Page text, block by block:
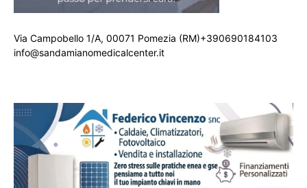
Via Campobello 1/A, 00071 Pomezia (RM)+390690184103
info@sandamianomedicalcenter.it